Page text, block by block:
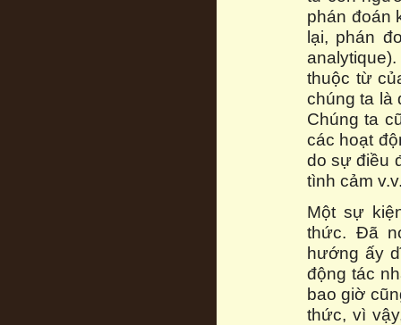
phán đoán
lại, phán
thuộc từ
chúng ta là
Chúng ta
các hoạt
do sự điều
tình cảm
Một sự
thức. Đã
hướng ấy
động tác
bao giờ
thức, vì